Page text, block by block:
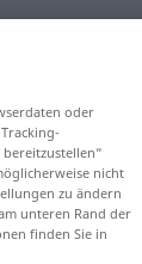
oder
nicht
zu ändern
unteren Rand der
finden Sie in